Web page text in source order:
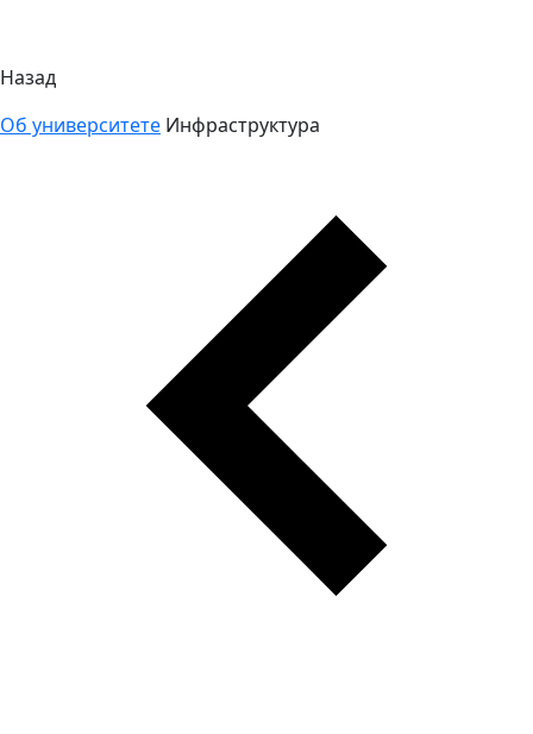
Назад
Об университете Инфраструктура